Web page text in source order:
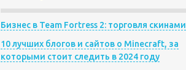
Бизнес в Team Fortress 2: торговля скинами
10 лучших блогов и сайтов о Minecraft, за
которыми стоит следить в 2024 году